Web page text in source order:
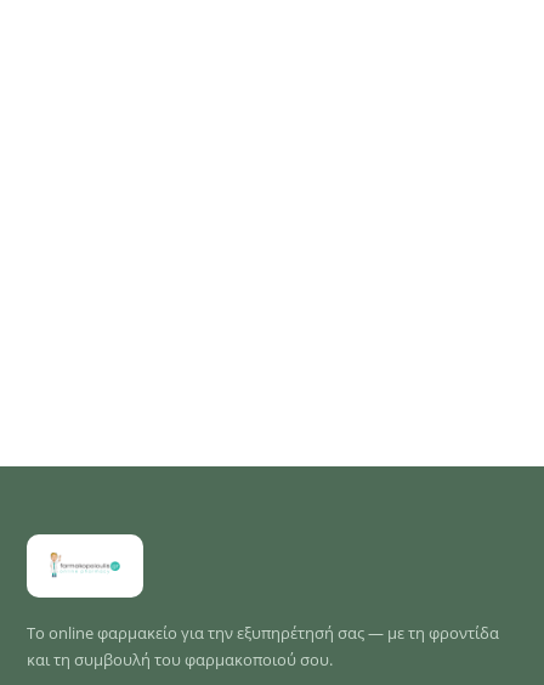
Το online φαρμακείο για την εξυπηρέτησή σας — με τη φροντίδα
και τη συμβουλή του φαρμακοποιού σου.